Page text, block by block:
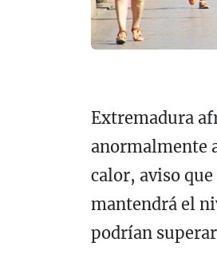
Extremadura
anormalmente
calor, aviso
mantendrá el
podrían